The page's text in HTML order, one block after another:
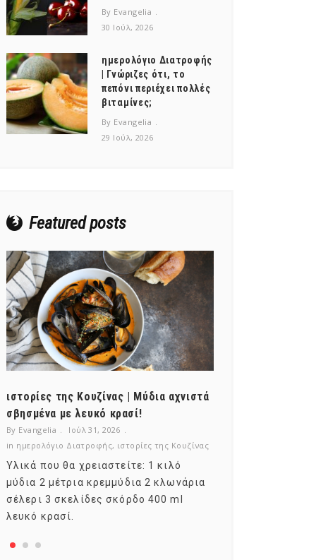
By Evangelia
30 Ιούλ, 2026
ημερολόγιο Διατροφής
| Γνώριζες ότι, το
πεπόνι περιέχει πολλές
βιταμίνες;
By Evangelia
29 Ιούλ, 2026
Featured posts
ιστορίες της Κουζίνας | Μύδια αχνιστά
σβησμένα με λευκό κρασί!
By Evangelia
Ιούλ 31, 2026
in ημερολόγιο Διατροφής, ιστορίες της Κουζίνας
Υλικά που θα χρειαστείτε: 1 κιλό
μύδια 2 μέτρια κρεμμύδια 2 κλωνάρια
σέλερι 3 σκελίδες σκόρδο 400 ml
λευκό κρασί.